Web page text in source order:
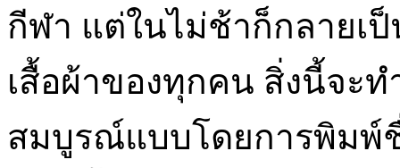
กีฬา แต่ในไม่ช้าก็กลายเ
เสื้อผ้าของทุกคน สิ่งนี้จะ
สมบูรณ์แบบโดยการพิมพ์